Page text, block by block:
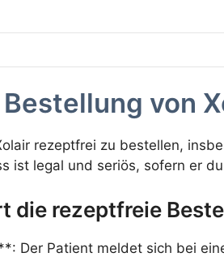
von
rezeptfrei zu bestellen,
ist legal und seriös, sofern er
die rezeptfreie
Der Patient meldet sich bei